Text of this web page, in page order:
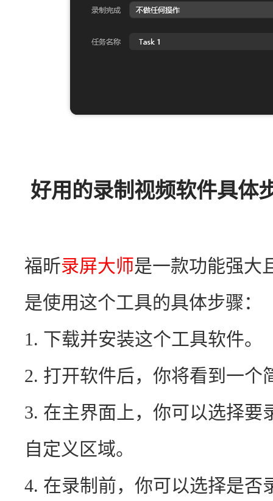
好用的录制视频软件具体
福昕录屏大师是一款功能强大
是使用这个工具的具体步骤：
1. 下载并安装这个工具软件。
2. 打开软件后，你将看到一个
3. 在主界面上，你可以选择
自定义区域。
4. 在录制前，你可以选择是否